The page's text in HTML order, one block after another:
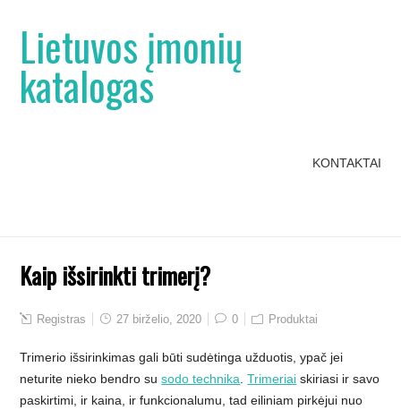
Lietuvos įmonių
katalogas
KONTAKTAI
Kaip išsirinkti trimerį?
Registras 27 birželio, 2020 0 Produktai
Trimerio išsirinkimas gali būti sudėtinga užduotis, ypač jei
neturite nieko bendro susodo technika .Trimeriai skiriasi ir savo
paskirtimi, ir kaina, ir funkcionalumu, tad eiliniam pirkėjui nuo